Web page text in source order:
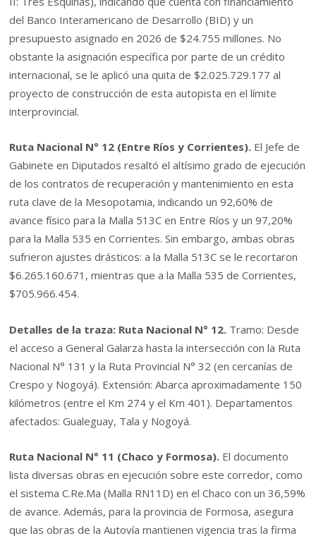
del Banco Interamericano de Desarrollo (BID) y un
presupuesto asignado en 2026 de $24.755 millones. No
obstante la asignación específica por parte de un crédito
internacional, se le aplicó una quita de $2.025.729.177 al
proyecto de construcción de esta autopista en el límite
interprovincial.
Ruta Nacional N° 12 (Entre Ríos y Corrientes). El Jefe de
Gabinete en Diputados resaltó el altísimo grado de ejecución
de los contratos de recuperación y mantenimiento en esta
ruta clave de la Mesopotamia, indicando un 92,60% de
avance físico para la Malla 513C en Entre Ríos y un 97,20%
para la Malla 535 en Corrientes. Sin embargo, ambas obras
sufrieron ajustes drásticos: a la Malla 513C se le recortaron
$6.265.160.671, mientras que a la Malla 535 de Corrientes,
$705.966.454.
Detalles de la traza: Ruta Nacional N° 12. Tramo: Desde
el acceso a General Galarza hasta la intersección con la Ruta
Nacional N° 131 y la Ruta Provincial N° 32 (en cercanías de
Crespo y Nogoyá). Extensión: Abarca aproximadamente 150
kilómetros (entre el Km 274 y el Km 401). Departamentos
afectados: Gualeguay, Tala y Nogoyá.
Ruta Nacional N° 11 (Chaco y Formosa). El documento
lista diversas obras en ejecución sobre este corredor, como
el sistema C.Re.Ma (Malla RN11D) en el Chaco con un 36,59%
de avance. Además, para la provincia de Formosa, asegura
que las obras de la Autovía mantienen vigencia tras la firma